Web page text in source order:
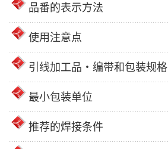
品番的表示方法
使用注意点
引线加工品・编带和包装规格
最小包装单位
推荐的焊接条件